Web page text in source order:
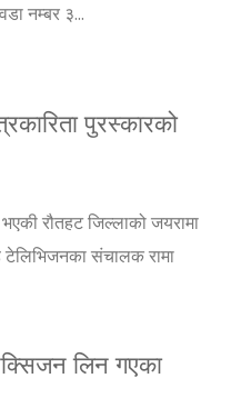
नम्बर ३...
पुरस्कारको
रौतहट जिल्लाको जयरामा
टेलिभिजनका संचालक रामा
लिन गएका